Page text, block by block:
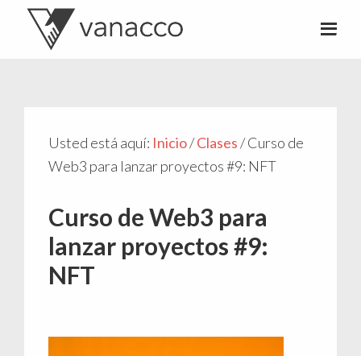
Usted está aquí: Inicio/Clases/Curso de
Web3 para lanzar proyectos #9: NFT
Curso de Web3 para
lanzar proyectos #9:
NFT